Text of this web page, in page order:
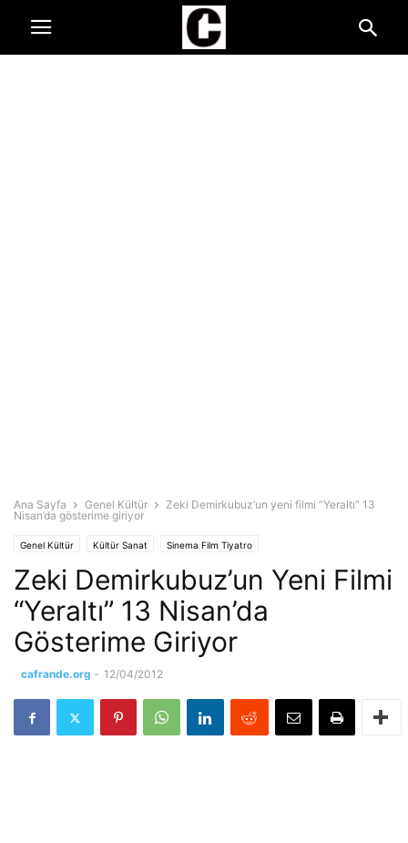
Ana Sayfa Genel Kültür
Zeki Demirkubuz’un yeni filmi “Yeraltı” 13
Nisan’da gösterime giriyor
Genel Kültür Kültür Sanat Sinema Film Tiyatro
Zeki Demirkubuz’un Yeni Filmi
“Yeraltı” 13 Nisan’da
Gösterime Giriyor
cafrande.org - 12/04/2012